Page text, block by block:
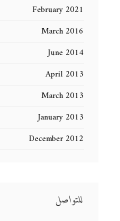
February 2021
March 2016
June 2014
April 2013
March 2013
January 2013
December 2012
للتواصل